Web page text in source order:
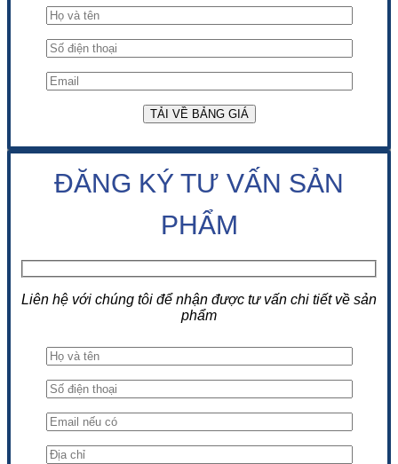
ĐĂNG KÝ TƯ VẤN SẢN
PHẨM
Liên hệ với chúng tôi để nhận được tư vấn chi tiết về sản
phẩm